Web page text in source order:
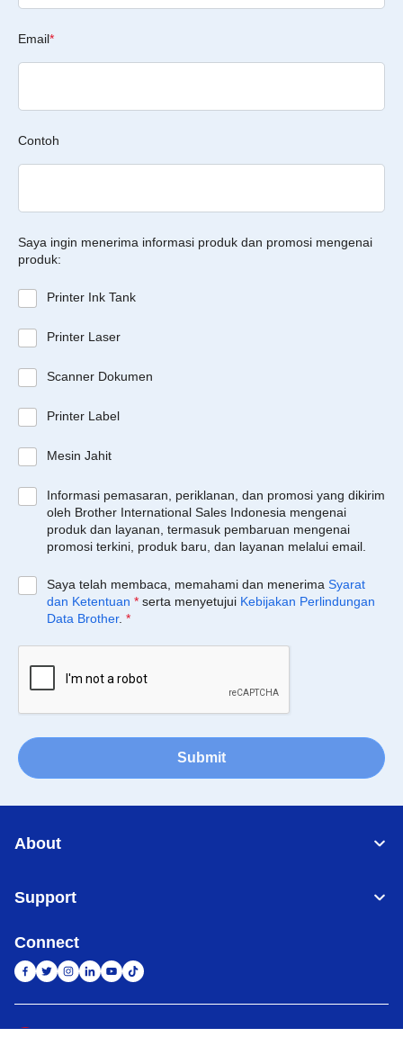
Email*
Contoh
Saya ingin menerima informasi produk dan promosi mengenai
produk:
Printer Ink Tank
Printer Laser
Scanner Dokumen
Printer Label
Mesin Jahit
Informasi pemasaran, periklanan, dan promosi yang dikirim
oleh Brother International Sales Indonesia mengenai
produk dan layanan, termasuk pembaruan mengenai
promosi terkini, produk baru, dan layanan melalui email.
Saya telah membaca, memahami dan menerima Syarat
dan Ketentuan * serta menyetujui Kebijakan Perlindungan
Data Brother. *
Submit
About
Support
Connect